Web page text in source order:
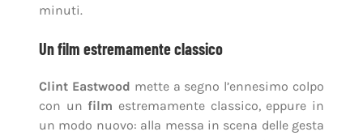
minuti.
Un film estremamente classico
Clint Eastwood mette a segno l’ennesimo colpo
con un film estremamente classico, eppure in
un modo nuovo: alla messa in scena delle gesta